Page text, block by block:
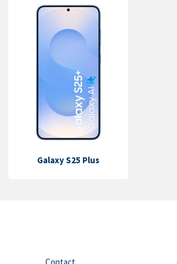
Galaxy S25 Plus